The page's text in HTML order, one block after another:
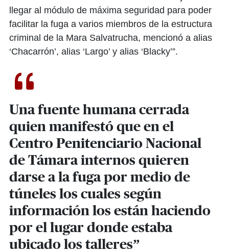
llegar al módulo de máxima seguridad para poder
facilitar la fuga a varios miembros de la estructura
criminal de la Mara Salvatrucha, mencionó a alias
‘Chacarrón’, alias ‘Largo’ y alias ‘Blacky’”.
Una fuente humana cerrada
quien manifestó que en el
Centro Penitenciario Nacional
de Támara internos quieren
darse a la fuga por medio de
túneles los cuales según
información los están haciendo
por el lugar donde estaba
ubicado los talleres”